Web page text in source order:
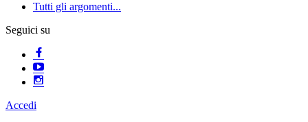
Tutti gli argomenti...
Seguici su
Accedi